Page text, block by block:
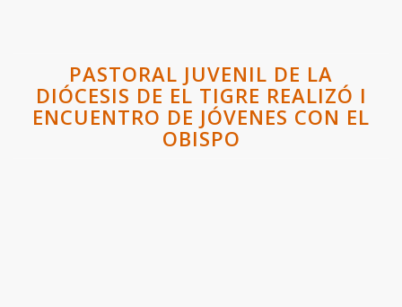
PASTORAL JUVENIL DE LA
DIÓCESIS DE EL TIGRE REALIZÓ I
ENCUENTRO DE JÓVENES CON EL
OBISPO